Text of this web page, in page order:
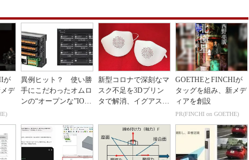
が
デ
異例ヒット？ 使い勝
手にこだわったオムロ
ンの“オープンな”IO-L
新型コロナで深刻なマ
スク不足を3Dプリン
タで解消、イグアスが
GOETHEとFINCHIが
タッグを組み、新メデ
ィアを創設
PR(FINCHI on GOETHE)